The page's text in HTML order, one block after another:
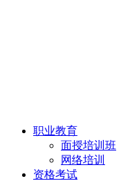
职业教育
面授培训班
网络培训
资格考试